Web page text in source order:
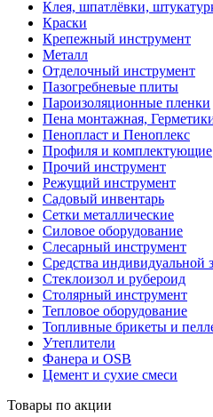
Клея, шпатлёвки,
Краски
Крепежный инструмент
Металл
Отделочный инструмент
Пазогребневые плиты
Пароизоляционные пленки
Пена монтажная,
Пенопласт и Пеноплекс
Профиля и комплектующие
Прочий инструмент
Режущий инструмент
Садовый инвентарь
Сетки металлические
Силовое оборудование
Слесарный инструмент
Средства индивидуальной
Стеклоизол и рубероид
Столярный инструмент
Тепловое оборудование
Топливные брикеты и
Утеплители
Фанера и OSB
Цемент и сухие смеси
Товары по акции